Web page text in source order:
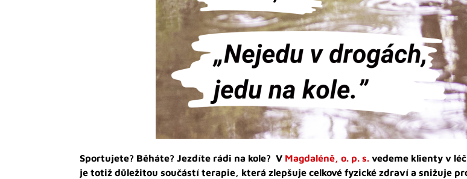
Sportujete? Běháte? Jezdíte rádi na kole? V Magdaléně, o. p. s. vedeme klienty v
je totiž důležitou součástí terapie, která zlepšuje celkové fyzické zdraví a snižuje